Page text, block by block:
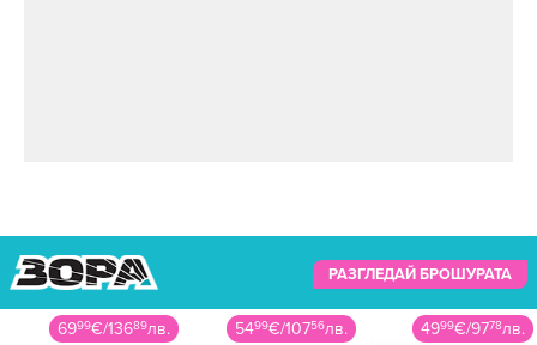
РАЗГЛЕДАЙ БРОШУРАТА
6999€/13689лв. 5499€/10756лв. 4999€/9778лв.